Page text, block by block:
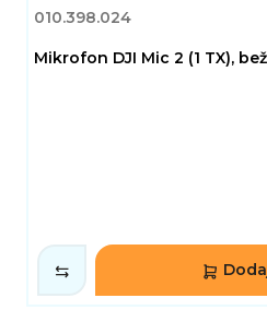
010.398.024
Mikrofon DJI Mic 2 (1 TX),